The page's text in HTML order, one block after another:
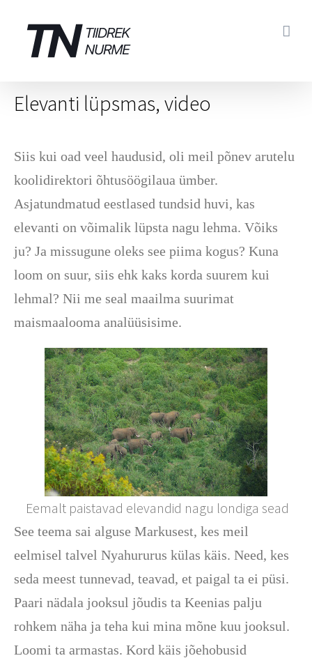
content
Elevanti lüpsmas, video
Siis kui oad veel haudusid, oli meil põnev arutelu
koolidirektori õhtusöögilaua ümber.
Asjatundmatud eestlased tundsid huvi, kas
elevanti on võimalik lüpsta nagu lehma. Võiks
ju? Ja missugune oleks see piima kogus? Kuna
loom on suur, siis ehk kaks korda suurem kui
lehmal? Nii me seal maailma suurimat
maismaalooma analüüsisime.
Eemalt paistavad elevandid nagu londiga sead
See teema sai alguse Markusest, kes meil
eelmisel talvel Nyahururus külas käis. Need, kes
seda meest tunnevad, teavad, et paigal ta ei püsi.
Paari nädala jooksul jõudis ta Keenias palju
rohkem näha ja teha kui mina mõne kuu jooksul.
Loomi ta armastas. Kord käis jõehobusid